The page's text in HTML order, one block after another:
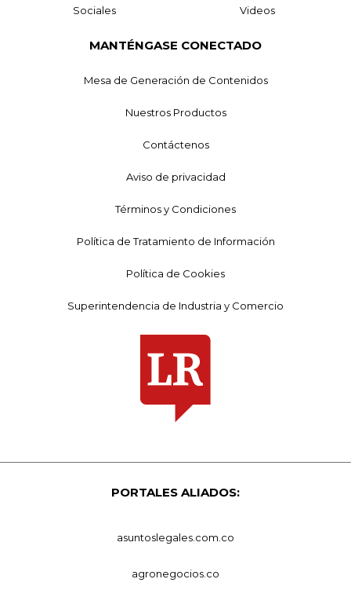
Sociales Videos
MANTÉNGASE CONECTADO
Mesa de Generación de Contenidos
Nuestros Productos
Contáctenos
Aviso de privacidad
Términos y Condiciones
Política de Tratamiento de Información
Política de Cookies
Superintendencia de Industria y Comercio
PORTALES ALIADOS:
asuntoslegales.com.co
agronegocios.co